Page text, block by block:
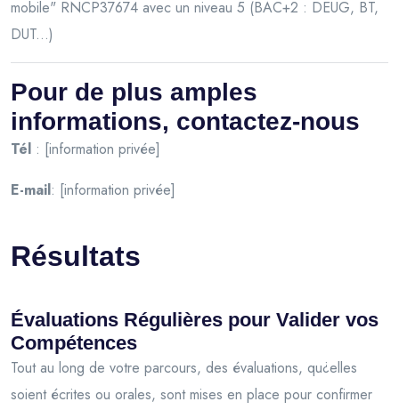
mobile" RNCP37674 avec un niveau 5 (BAC+2 : DEUG, BT,
DUT...)
Pour de plus amples
informations, contactez-nous
Tél : [information privée]
E-mail: [information privée]
Résultats
Évaluations Régulières pour Valider vos
Compétences
Tout au long de votre parcours, des évaluations, qu¿elles
soient écrites ou orales, sont mises en place pour confirmer